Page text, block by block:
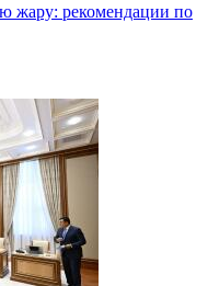
жару: рекомендации по